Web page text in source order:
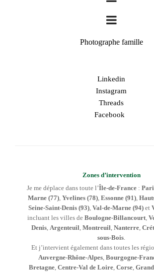
Photographe famille
Linkedin
Instagram
Threads
Facebook
Zones d’intervention
Je me déplace dans toute l’Île-de-France :
Marne (77) Yvelines (78) Essonne (91)
Seine-Saint-Denis (93), Val-de-Marne (94)et
incluant les villes de Boulogne-Billancourt
Denis, Argenteuil Montreuil Nanterre,
sous-Bois
Et j’intervient également dans toutes les
Auvergne-Rhône-Alpes Bourgogne-
Bretagne, Centre-Val de Loire, Corse,